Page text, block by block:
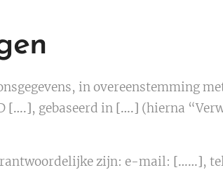
in overeenstemming
[….], gebaseerd in [….] (hierna
zijn: e-mail: [……],